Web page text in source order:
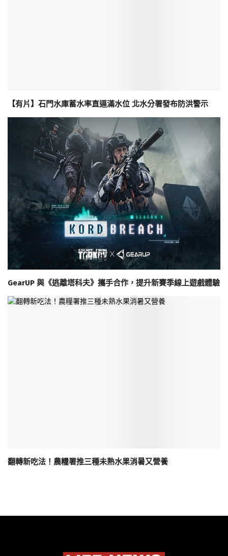
【有片】石門水庫蓄水率直逼滿水位 北水分署發布防洪警示
GearUP 與《逃離塔科夫》攜手合作，提升新賽季線上遊戲體驗
翻轉新吃法！農糧署推三種未熟水果消暑又營養